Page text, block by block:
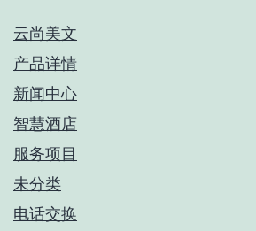
云尚美文
产品详情
新闻中心
智慧酒店
服务项目
未分类
电话交换